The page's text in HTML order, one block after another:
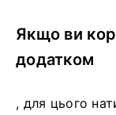
Якщо ви
додатком
, для цього